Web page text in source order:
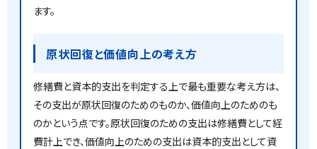
ます。
原状回復と価値向上の考え方
修繕費と資本的支出を判定する上で最も重要な考え方は、
その支出が原状回復のためのものか、価値向上のためのも
のかという点です。原状回復のための支出は修繕費として経
費計上でき、価値向上のための支出は資本的支出として資